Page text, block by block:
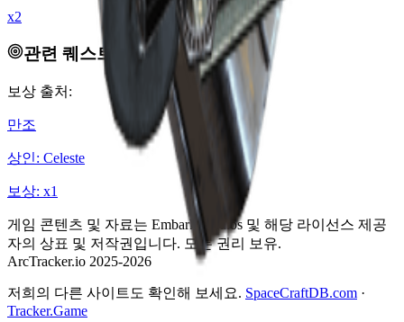
x2
관련 퀘스트
보상 출처:
만조
상인: Celeste
보상: x1
게임 콘텐츠 및 자료는 Embark Studios 및 해당 라이선스 제공
자의 상표 및 저작권입니다. 모든 권리 보유.
ArcTracker.io 2025-2026
저희의 다른 사이트도 확인해 보세요. SpaceCraftDB.com ·
Tracker.Game